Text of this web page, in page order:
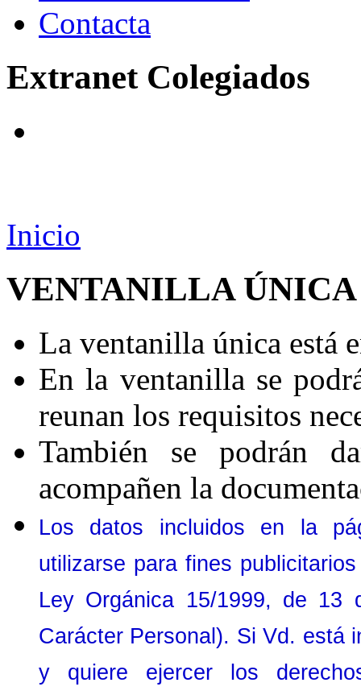
Contacta
Extranet Colegiados
Inicio
VENTANILLA ÚNICA
La ventanilla única está
En la ventanilla se
reunan los requisitos
También se podrán
acompañen la
Los datos incluidos en la
utilizarse para fines
Ley Orgánica 15/1999, de 13
Carácter Personal). Si Vd. está
y quiere ejercer los